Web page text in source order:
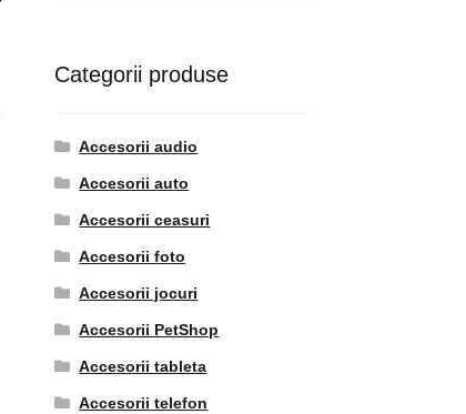
Categorii produse
Accesorii audio
Accesorii auto
Accesorii ceasuri
Accesorii foto
Accesorii jocuri
Accesorii PetShop
Accesorii tableta
Accesorii telefon